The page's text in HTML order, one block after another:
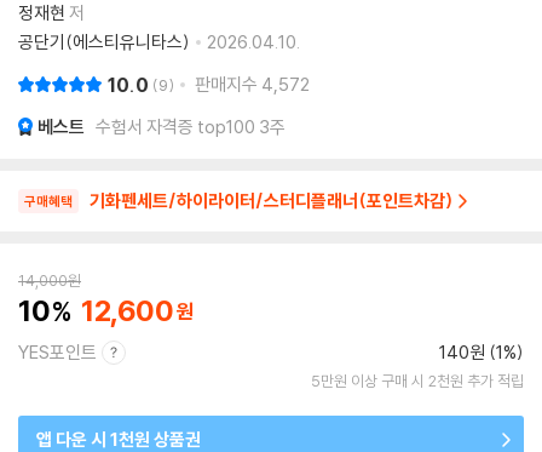
정재현 저
공단기(에스티유니타스)
2026.04.10.
10.0 9 판매지수 4,572
베스트 수험서 자격증 top100 3주
구매혜택 기화펜세트/하이라이터/스터디플래너(포인트차감)
14,000원
10 12,600
YES포인트 140원 (1%)
5만원 이상 구매 시 2천원 추가 적립
앱 다운 시 1천원 상품권